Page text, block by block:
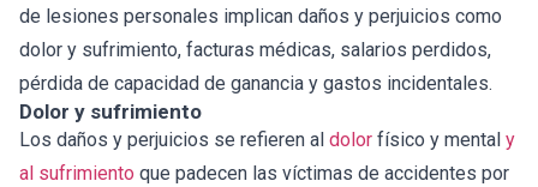
de lesiones personales implican daños y perjuicios como
dolor y sufrimiento, facturas médicas, salarios perdidos,
pérdida de capacidad de ganancia y gastos incidentales.
Dolor y sufrimiento
Los daños y perjuicios se refieren al dolor físico y mental y
al sufrimiento que padecen las víctimas de accidentes por